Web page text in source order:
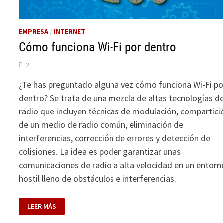
EMPRESA / INTERNET
Cómo funciona Wi-Fi por dentro
2
¿Te has preguntado alguna vez cómo funciona Wi-Fi
dentro? Se trata de una mezcla de altas tecnologías
radio que incluyen técnicas de modulación,
de un medio de radio común, eliminación de
interferencias, corrección de errores y detección de
colisiones. La idea es poder garantizar unas
comunicaciones de radio a alta velocidad en un
hostil lleno de obstáculos e interferencias.
FUNCIONA
WI-
LEER MÁS